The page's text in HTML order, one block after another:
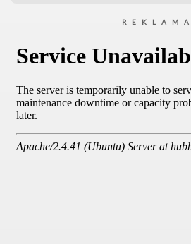
REKLAMA